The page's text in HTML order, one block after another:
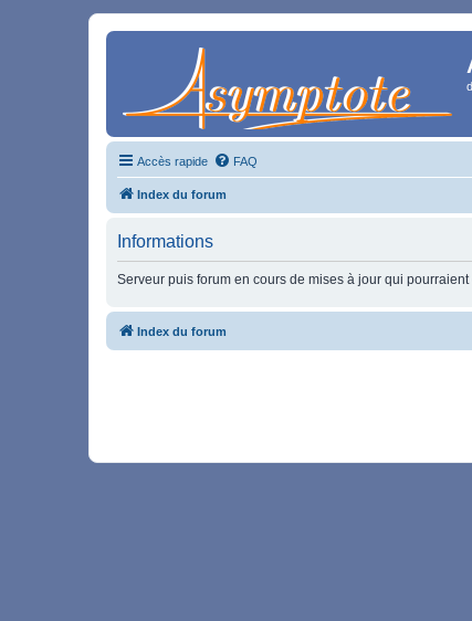
Accès rapide FAQ
Index du forum
Informations
Serveur puis forum en cours de mises à jour qui
Index du forum